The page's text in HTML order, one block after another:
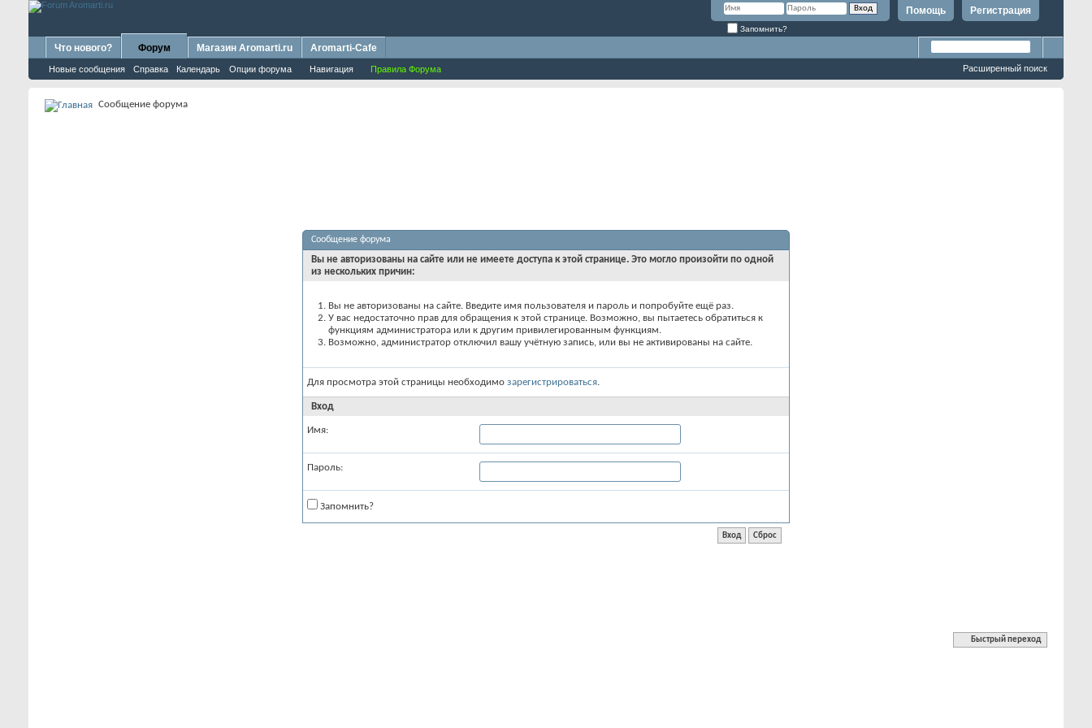
Регистрация
Помощь
Запомнить?
Что нового? Форум
Новые сообщения Справка Календарь Опции форума Навигация Правила Форума
Магазин Aromarti.ru Aromarti-Cafe
Расширенный поиск
Сообщение форума
Сообщение форума
Вы не авторизованы на сайте или не имеете доступа к этой странице. Это могло произойти по одной
из нескольких причин:
Вы не авторизованы на сайте. Введите имя пользователя и пароль и попробуйте ещё раз.
У вас недостаточно прав для обращения к этой странице. Возможно, вы пытаетесь обратиться к
функциям администратора или к другим привилегированным функциям.
Возможно, администратор отключил вашу учётную запись, или вы не активированы на сайте.
Для просмотра этой страницы необходимо зарегистрироваться.
Вход
Имя:
Пароль:
Запомнить?
Быстрый переход